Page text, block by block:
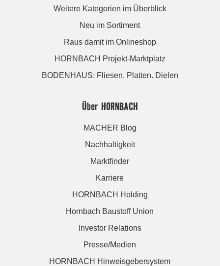
Weitere Kategorien im Überblick
Neu im Sortiment
Raus damit im Onlineshop
HORNBACH Projekt-Marktplatz
BODENHAUS: Fliesen. Platten. Dielen
Über HORNBACH
MACHER Blog
Nachhaltigkeit
Marktfinder
Karriere
HORNBACH Holding
Hornbach Baustoff Union
Investor Relations
Presse/Medien
HORNBACH Hinweisgebersystem